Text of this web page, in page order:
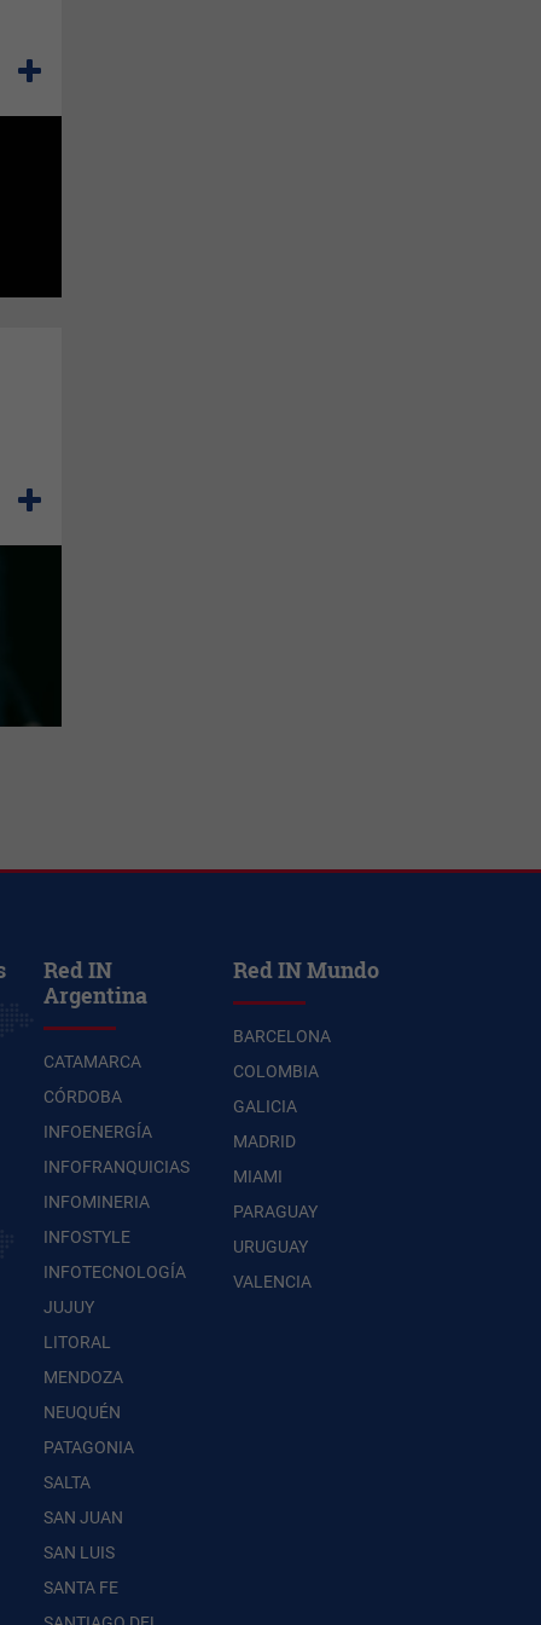
Red IN
Argentina
CATAMARCA
CÓRDOBA
INFOENERGÍA
INFOFRANQUICIAS
INFOMINERIA
INFOSTYLE
INFOTECNOLOGÍA
JUJUY
LITORAL
MENDOZA
NEUQUÉN
PATAGONIA
SALTA
SAN JUAN
SAN LUIS
SANTA FE
Red IN Mundo
BARCELONA
COLOMBIA
GALICIA
MADRID
MIAMI
PARAGUAY
URUGUAY
VALENCIA